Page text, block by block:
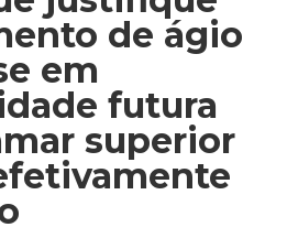
de ágio
em
futura
superior